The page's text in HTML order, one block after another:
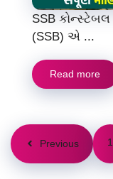
SSB
(SSB) એ ...
Read more
Previous 1